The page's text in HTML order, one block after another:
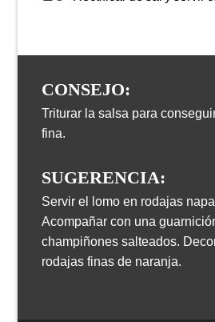
CONSEJO:
Triturar la salsa para
fina.
SUGERENCIA:
Servir el lomo en rodajas
Acompañar con una
champiñones salteados.
rodajas finas de naranja.